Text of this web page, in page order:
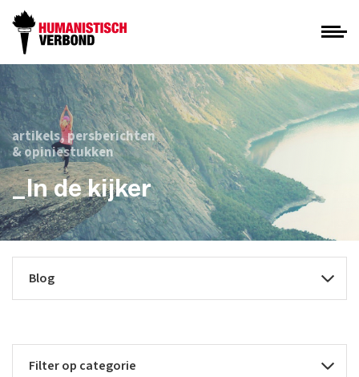
artikels, persberichten
& opiniestukken
_In de kijker